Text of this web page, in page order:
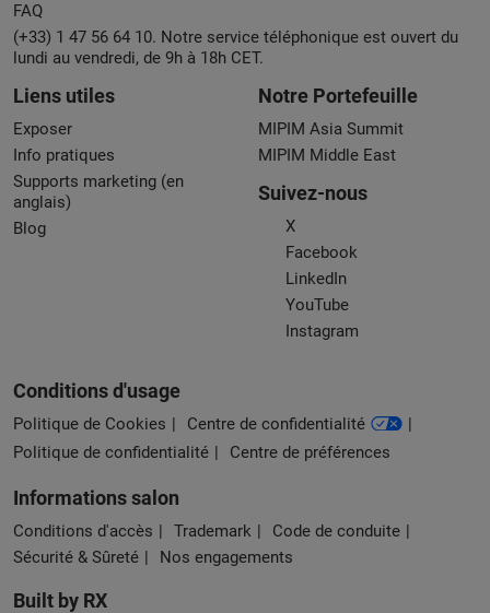
FAQ
(+33) 1 47 56 64 10. Notre service téléphonique est ouvert du
lundi au vendredi, de 9h à 18h CET.
Liens utiles
Exposer
Info pratiques
Supports marketing (en
anglais)
Blog
Notre Portefeuille
MIPIM Asia Summit
MIPIM Middle East
Suivez-nous
X
Facebook
LinkedIn
YouTube
Instagram
Conditions d'usage
Politique de Cookies
Centre de confidentialité
Politique de confidentialité
Centre de préférences
Informations salon
Conditions d'accès Trademark
Code de conduite
Sécurité & Sûreté
Nos engagements
Built by RX